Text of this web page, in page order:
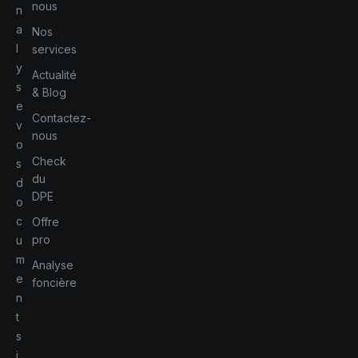
n
a
l
y
s
e
v
o
s
d
o
c
u
m
e
n
t
s
i
nous
Nos
services
Actualité
& Blog
Contactez-
nous
Check
du
DPE
Offre
pro
Analyse
foncière